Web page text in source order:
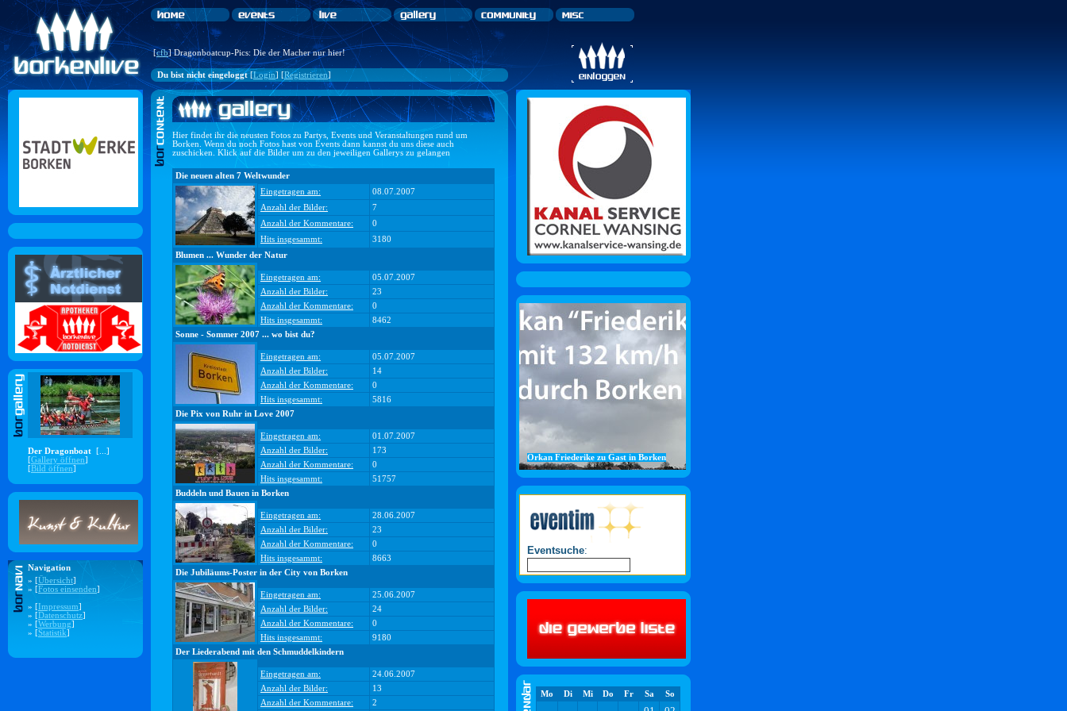
[cfb] Dragonboatcup-Pics: Die der Macher nur hier!
Du bist nicht eingeloggt[Login] [Registrieren]
Der Dragonboat
[...]
[Gallery öffnen]
[Bild öffnen]
Navigation
» [Übersicht]
» [Fotos einsenden]
» [Impressum]
» [Datenschutz]
» [Werbung]
» [Statistik]
Hier findet ihr die neusten Fotos zu Partys, Events und Veranstaltungen rund um
Borken. Wenn du noch Fotos hast von Events dann kannst du uns diese auch
zuschicken. Klick auf die Bilder um zu den jeweiligen Gallerys zu gelangen
Die neuen alten 7 Weltwunder
Eingetragen am:
08.07.2007
Anzahl der Bilder:
7
Anzahl der Kommentare:
0
Hits insgesammt:
3180
Blumen ... Wunder der Natur
Eingetragen am:
05.07.2007
Anzahl der Bilder:
23
Anzahl der Kommentare:
0
Hits insgesammt:
8462
Sonne - Sommer 2007 ... wo bist du?
Eingetragen am:
05.07.2007
Anzahl der Bilder:
14
Anzahl der Kommentare:
0
Hits insgesammt:
5816
Die Pix von Ruhr in Love 2007
Eingetragen am:
01.07.2007
Anzahl der Bilder:
173
Anzahl der Kommentare:
0
Hits insgesammt:
51757
Buddeln und Bauen in Borken
Eingetragen am:
28.06.2007
Anzahl der Bilder:
23
Anzahl der Kommentare:
0
Hits insgesammt:
8663
Die Jubiläums-Poster in der City von Borken
Eingetragen am:
25.06.2007
Anzahl der Bilder:
24
Anzahl der Kommentare:
0
Hits insgesammt:
9180
Der Liederabend mit den Schmuddelkindern
Eingetragen am:
24.06.2007
Anzahl der Bilder:
13
Anzahl der Kommentare:
2
Orkan Friederike zu Gast in Borken
Eventsuche:
Mo Di Mi Do Fr Sa So